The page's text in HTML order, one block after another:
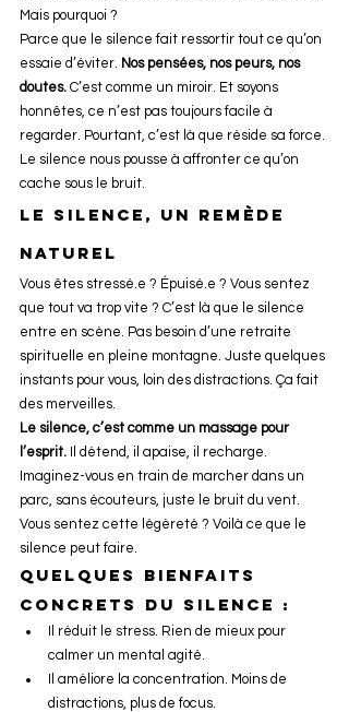
Mais pourquoi ?
Parce que le silence fait ressortir tout ce qu’on
essaie d’éviter. Nos pensées, nos peurs, nos
doutes. C’est comme un miroir. Et soyons
honnêtes, ce n’est pas toujours facile à
regarder. Pourtant, c’est là que réside sa force.
Le silence nous pousse à affronter ce qu’on
cache sous le bruit.
Le silence, un remède
naturel
Vous êtes stressé.e ? Épuisé.e ? Vous sentez
que tout va trop vite ? C’est là que le silence
entre en scène. Pas besoin d’une retraite
spirituelle en pleine montagne. Juste quelques
instants pour vous, loin des distractions. Ça fait
des merveilles.
Le silence, c’est comme un massage pour
l’esprit. Il détend, il apaise, il recharge.
Imaginez-vous en train de marcher dans un
parc, sans écouteurs, juste le bruit du vent.
Vous sentez cette légèreté ? Voilà ce que le
silence peut faire.
Quelques bienfaits
concrets du silence :
Il réduit le stress. Rien de mieux pour
calmer un mental agité.
Il améliore la concentration. Moins de
distractions, plus de focus.